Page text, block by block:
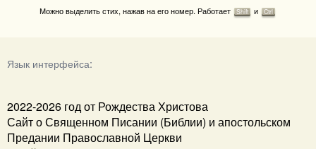
Можно выделить стих, нажав на его номер. Работает Shift и Ctrl
Язык интерфейса:
2022-2026 год от Рождества Христова
Сайт о Священном Писании (Библии) и апостольском
Предании Православной Церкви